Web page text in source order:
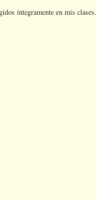
íntegramente en mis clases.